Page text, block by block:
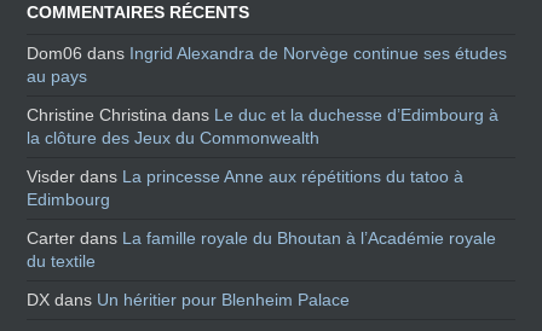
COMMENTAIRES RÉCENTS
Dom06 dans Ingrid Alexandra de Norvège continue ses études
au pays
Christine Christina dans Le duc et la duchesse d’Edimbourg à
la clôture des Jeux du Commonwealth
Visder dans La princesse Anne aux répétitions du tatoo à
Edimbourg
Carter dans La famille royale du Bhoutan à l’Académie royale
du textile
DX dans Un héritier pour Blenheim Palace